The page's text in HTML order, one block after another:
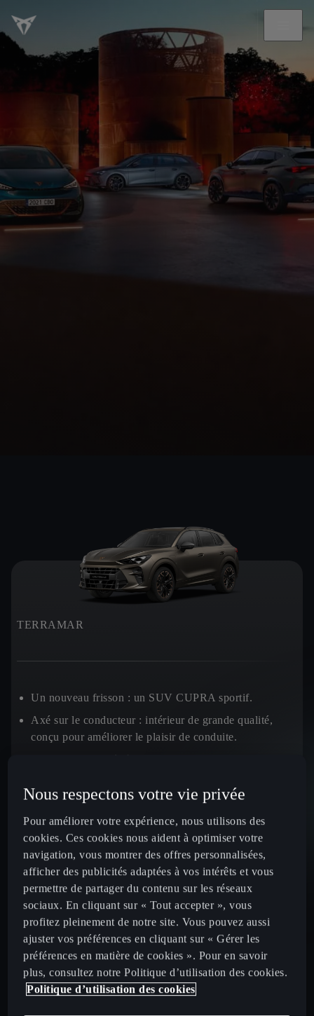
TERRAMAR
Un nouveau frisson : un SUV CUPRA sportif.
Axé sur le conducteur : intérieur de grande qualité,
conçu pour améliorer le plaisir de conduite.
avancée.
Dernières technologies : affichage tête haute sur pare-
brise, éclairage intelligent, CAR2X, chauffage de
stationnement et CUPRA CONNECT.
Hybride électrique :plus de 100 km d’autonomie
électrique, pour une conduite économique et une
réduction de vos coûts de fonctionnement.
Nous respectons votre vie privée
Pour améliorer votre expérience, nous utilisons des
cookies. Ces cookies nous aident à optimiser votre
navigation, vous montrer des offres personnalisées,
afficher des publicités adaptées à vos intérêts et vous
permettre de partager du contenu sur les réseaux
sociaux. En cliquant sur « Tout accepter », vous
profitez pleinement de notre site. Vous pouvez aussi
ajuster vos préférences en cliquant sur « Gérer les
préférences en matière de cookies ». Pour en savoir
plus, consultez notre Politique d’utilisation des cookies.
Politique d’utilisation des cookies